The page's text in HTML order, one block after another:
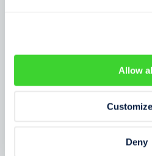
Allow
Customize
Deny